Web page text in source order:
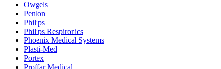
Owgels
Penlon
Philips
Philips Respironics
Phoenix Medical Systems
Plasti-Med
Portex
Proffar Medical